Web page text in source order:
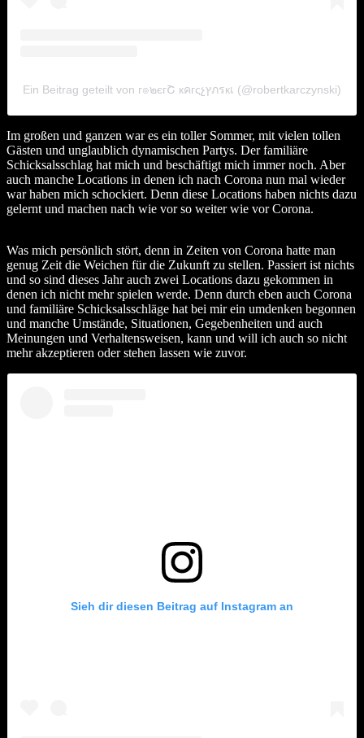
Ein Beitrag geteilt von г๏๒єгՇ кคгςչץภรкเ (@robertkarczynski)
Im großen und ganzen war es ein toller Sommer, mit vielen tollen
Gästen und unglaublich dynamischen Partys. Der familiäre
Schicksalsschlag hat mich und beschäftigt mich immer noch. Aber
auch manche Locations in denen ich nach Corona nun mal wieder
war haben mich schockiert. Denn diese Locations haben nichts dazu
gelernt und machen nach wie vor so weiter wie vor Corona.
Was mich persönlich stört, denn in Zeiten von Corona hatte man
genug Zeit die Weichen für die Zukunft zu stellen. Passiert ist nichts
und so sind dieses Jahr auch zwei Locations dazu gekommen in
denen ich nicht mehr spielen werde. Denn durch eben auch Corona
und familiäre Schicksalsschläge hat bei mir ein umdenken begonnen
und manche Umstände, Situationen, Gegebenheiten und auch
Meinungen und Verhaltensweisen, kann und will ich auch so nicht
mehr akzeptieren oder stehen lassen wie zuvor.
Sieh dir diesen Beitrag auf Instagram an